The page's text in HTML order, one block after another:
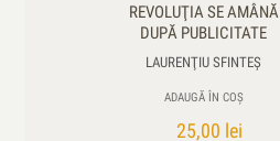
REVOLUŢIA SE AMÂNĂ
DUPĂ PUBLICITATE
LAURENŢIU SFINTEȘ
ADAUGĂ ÎN COȘ
25,00 lei